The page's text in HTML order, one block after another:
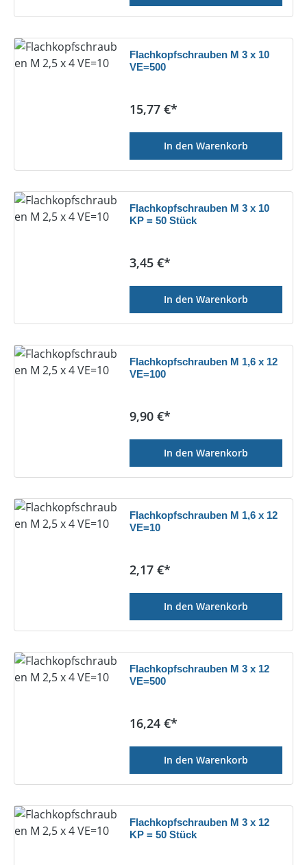
Flachkopfschrauben M 3 x 10
VE=500
Regulärer Preis:
15,77 €*
In den Warenkorb
Flachkopfschrauben M 3 x 10
KP = 50 Stück
Regulärer Preis:
3,45 €*
In den Warenkorb
Flachkopfschrauben M 1,6 x 12
VE=100
Regulärer Preis:
9,90 €*
In den Warenkorb
Flachkopfschrauben M 1,6 x 12
VE=10
Regulärer Preis:
2,17 €*
In den Warenkorb
Flachkopfschrauben M 3 x 12
VE=500
Regulärer Preis:
16,24 €*
In den Warenkorb
Flachkopfschrauben M 3 x 12
KP = 50 Stück